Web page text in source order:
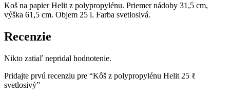
Koš na papier Helit z polypropylénu. Priemer nádoby 31,5 cm,
výška 61,5 cm. Objem 25 l. Farba svetlosivá.
Recenzie
Nikto zatiaľ nepridal hodnotenie.
Pridajte prvú recenziu pre “Kôš z polypropylénu Helit 25 ℓ
svetlosivý”